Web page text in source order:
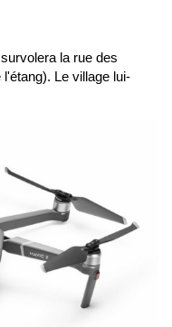
la rue des
Le village lui-